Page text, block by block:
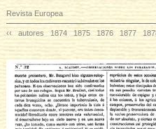
Revista Europea
‹‹ autores 1874 1875 1876 1877